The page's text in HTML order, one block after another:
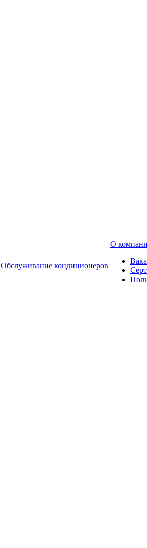
Обслуживание кондиционеров
О